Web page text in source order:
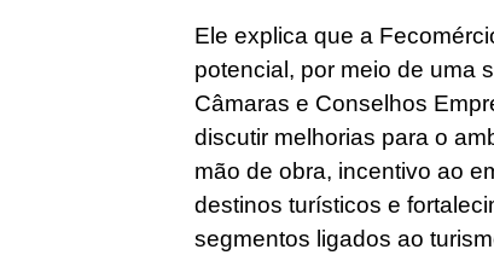
Ele explica que a
potencial, por meio de uma
Câmaras e Conselhos
discutir melhorias para o
mão de obra, incentivo ao
destinos turísticos e
segmentos ligados ao